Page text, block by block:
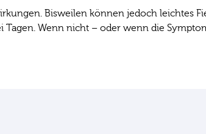
Bisweilen können jedoch leichtes
Wenn nicht – oder wenn die